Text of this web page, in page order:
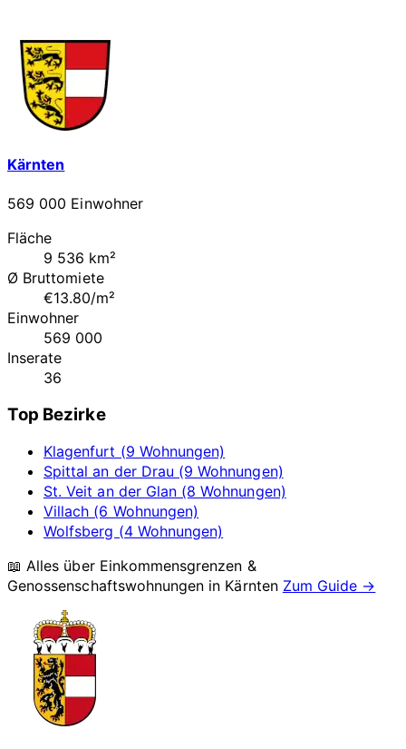
Kärnten
569 000 Einwohner
Fläche
9 536 km²
Ø Bruttomiete
€13.80/m²
Einwohner
569 000
Inserate
36
Top Bezirke
Klagenfurt (9 Wohnungen)
Spittal an der Drau (9 Wohnungen)
St. Veit an der Glan (8 Wohnungen)
Villach (6 Wohnungen)
Wolfsberg (4 Wohnungen)
📖 Alles über Einkommensgrenzen &
Genossenschaftswohnungen in Kärnten Zum Guide →